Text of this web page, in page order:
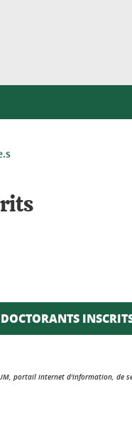
portail internet d'information, de